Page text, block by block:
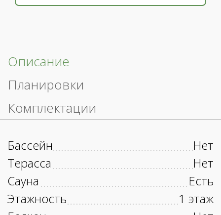
Описание
Планировки
Комплектации
Бассейн
Нет
Терасса
Нет
Сауна
Есть
Этажность
1 этаж